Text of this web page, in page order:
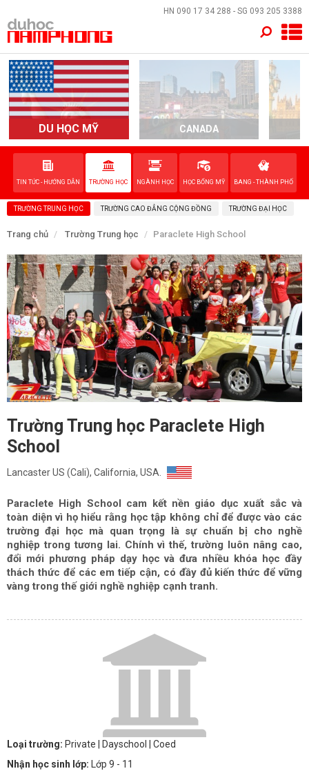
HN 090 17 34 288 - SG 093 205 3388
DU HỌC MỸ CANADA
TIN TỨC - HƯỚNG DẪN TRƯỜNG HỌC NGÀNH HỌC HỌC BỔNG MỸ BANG - THÀNH PHỐ
TRƯỜNG TRUNG HỌC TRƯỜNG CAO ĐẲNG CỘNG ĐỒNG TRƯỜNG ĐẠI HỌC
Trang chủ Trường Trung học Paraclete High School
Trường Trung học Paraclete High
School
Lancaster US (Cali), California, USA.
Paraclete High School cam kết nền giáo dục xuất sắc và
toàn diện vì họ hiểu rằng học tập không chỉ để được vào các
trường đại học mà quan trọng là sự chuẩn bị cho nghề
nghiệp trong tương lai. Chính vì thế, trường luôn nâng cao,
đổi mới phương pháp dạy học và đưa nhiều khóa học đầy
thách thức để các em tiếp cận, có đầy đủ kiến thức để vững
vàng trong thế giới nghề nghiệp cạnh tranh.
Loại trường: Private | Dayschool
| Coed
Nhận học sinh lớp: Lớp 9 - 11
×
TRANG CHỦ
QUỐC GIA
EVENTS
DỊCH VỤ
VỀ NAM PHONG